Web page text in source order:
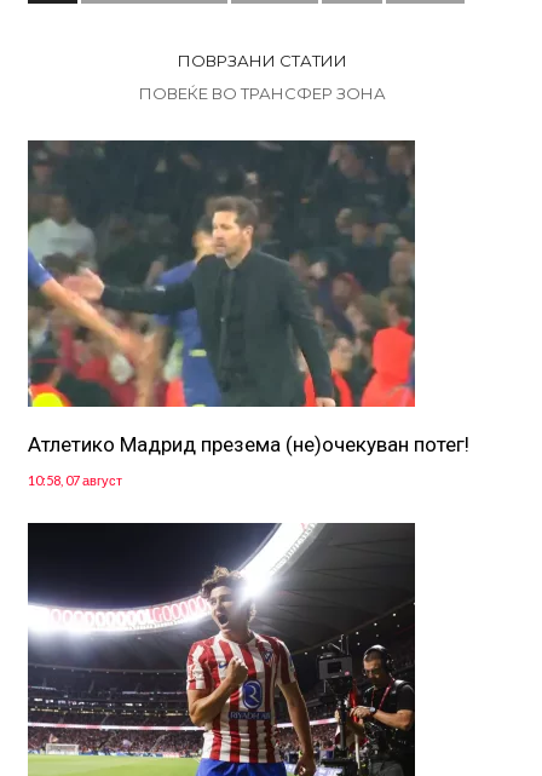
ПОВРЗАНИ СТАТИИ
ПОВЕЌЕ ВО ТРАНСФЕР ЗОНА
Атлетико Мадрид презема (не)очекуван потег!
10:58, 07 август